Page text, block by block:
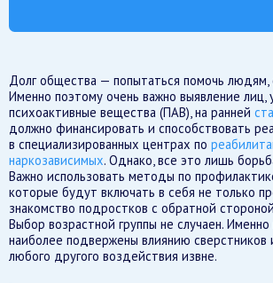
Долг общества — попытаться помочь людям,
Именно поэтому очень важно выявление
психоактивные вещества (ПАВ), на ранней
должно финансировать и способствовать
в специализированных центрах по
наркозависимых. Однако, все это лишь
Важно использовать методы по
которые будут включать в себя не только
знакомство подростков с обратной
Выбор возрастной группы не случаен.
наиболее подвержены влиянию сверстников
любого другого воздействия извне.